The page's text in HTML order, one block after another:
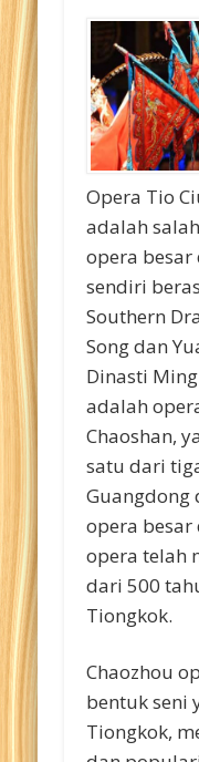
Opera Tio
adalah
opera besar
sendiri
Southern
Song dan
Dinasti
adalah
Chaoshan,
satu dari
Guangdong
opera besar
opera telah
dari 500
Tiongkok.
Chaozhou
bentuk seni
Tiongkok,